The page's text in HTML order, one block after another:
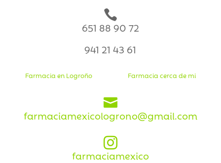

651 88 90 72
941 21 43 61
Farmacia en Logroño Farmacia cerca de mi

farmaciamexicologrono@gmail.com

farmaciamexico